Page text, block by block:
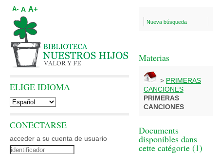
Nueva búsqueda
Materias
> PRIMERAS
CANCIONES
PRIMERAS
CANCIONES
Documents
disponibles dans
cette catégorie (1)
A- A A+
ELIGE IDIOMA
CONECTARSE
acceder a su cuenta de usuario